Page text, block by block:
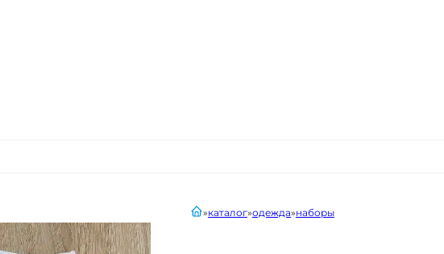
главнаякаталог одежда наборы